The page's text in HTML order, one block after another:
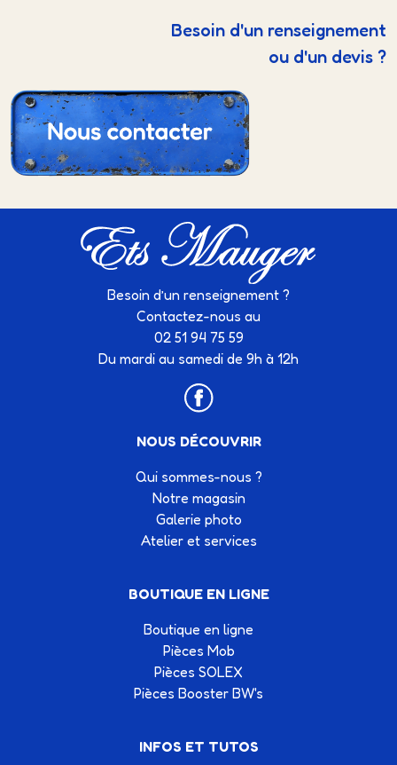
Besoin d'un renseignement
ou d'un devis ?
Besoin d’un renseignement ?
Contactez-nous au
02 51 94 75 59
Du mardi au samedi de 9h à 12h
NOUS DÉCOUVRIR
Qui sommes-nous ?
Notre magasin
Galerie photo
Atelier et services
BOUTIQUE EN LIGNE
Boutique en ligne
Pièces Mob
Pièces SOLEX
Pièces Booster BW's
INFOS ET TUTOS